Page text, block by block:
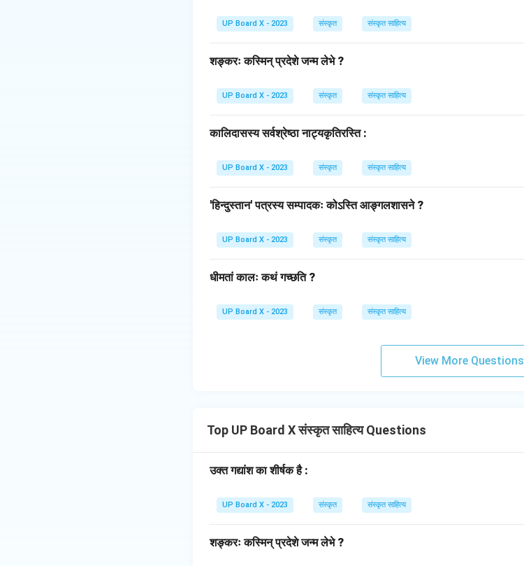
अतः, विकल्प (B) सही है।
Download Solution in PDF
UP Board X - 2023 संस्कृत संस्कृत साहित्य
शङ्करः कस्मिन् प्रदेशे जन्म लेभे ?
UP Board X - 2023 संस्कृत संस्कृत साहित्य
कालिदासस्य सर्वश्रेष्ठा नाट्यकृतिरस्ति :
UP Board X - 2023 संस्कृत संस्कृत साहित्य
'हिन्दुस्तान' पत्रस्य सम्पादकः कोऽस्ति आङ्गलशासने ?
UP Board X - 2023 संस्कृत संस्कृत साहित्य
धीमतां कालः कथं गच्छति ?
UP Board X - 2023 संस्कृत संस्कृत साहित्य
View More Questions
Top UP Board X संस्कृत साहित्य Questions
उक्त गद्यांश का शीर्षक है :
UP Board X - 2023 संस्कृत संस्कृत साहित्य
शङ्करः कस्मिन् प्रदेशे जन्म लेभे ?